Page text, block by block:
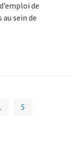
de
sein de
5